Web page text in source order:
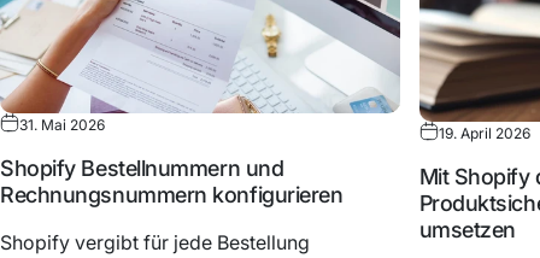
31. Mai 2026
Shopify Bestellnummern und
Rechnungsnummern konfigurieren
Shopify vergibt für jede Bestellung
19. April 2026
Mit Shopify
umsetzen